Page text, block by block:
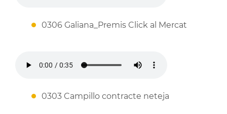
0306 Galiana_Premis Click al Mercat
0303 Campillo contracte neteja